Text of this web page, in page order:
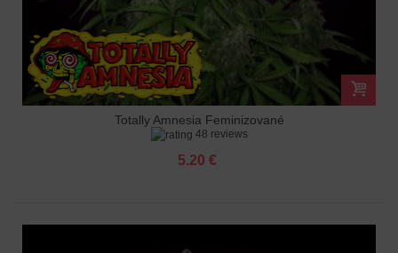
Totally Amnesia Feminizované
48 reviews
5.20 €